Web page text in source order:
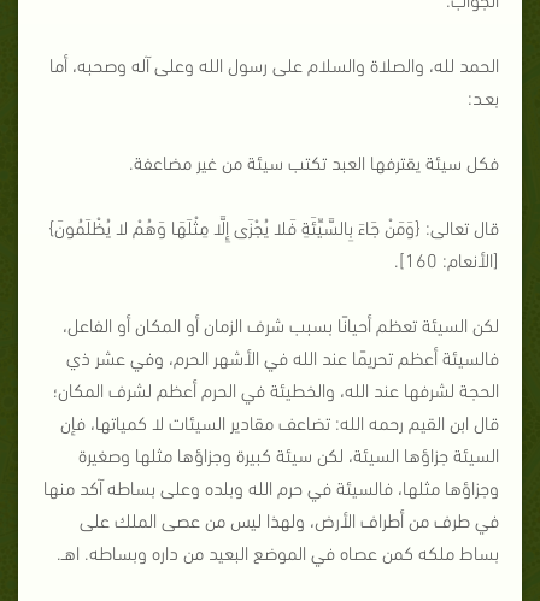
الحمد لله، والصلاة والسلام على رسول الله وعلى آله وصحبه، أما
بعـد:
فكل سيئة يقترفها العبد تكتب سيئة من غير مضاعفة.
قال تعالى: {وَمَنْ جَاءَ بِالسَّيِّئَةِ فَلا يُجْزَى إِلَّا مِثْلَهَا وَهُمْ لا يُظْلَمُونَ}
[الأنعام: 160].
لكن السيئة تعظم أحيانًا بسبب شرف الزمان أو المكان أو الفاعل،
فالسيئة أعظم تحريمًا عند الله في الأشهر الحرم، وفي عشر ذي
الحجة لشرفها عند الله، والخطيئة في الحرم أعظم لشرف المكان؛
قال ابن القيم رحمه الله: تضاعف مقادير السيئات لا كمياتها، فإن
السيئة جزاؤها السيئة، لكن سيئة كبيرة وجزاؤها مثلها وصغيرة
وجزاؤها مثلها، فالسيئة في حرم الله وبلده وعلى بساطه آكد منها
في طرف من أطراف الأرض، ولهذا ليس من عصى الملك على
بساط ملكه كمن عصاه في الموضع البعيد من داره وبساطه. اهـ.